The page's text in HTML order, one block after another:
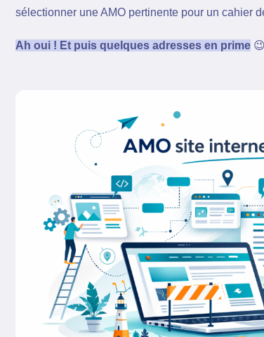
sélectionner une AMO pertinente pour un cahier
Ah oui ! Et puis quelques adresses en prime 😉